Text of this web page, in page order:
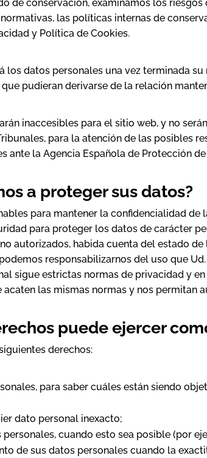
de conservación, examinamos los
las políticas internas de
y Política de Cookies.
los datos personales una vez terminada
pudieran derivarse de la relación
inaccesibles para el sitio web, y no
para la atención de las posibles
ante la Agencia Española de Protección de
a proteger sus datos?
para mantener la confidencialidad
para proteger los datos de carácter
autorizados, habida cuenta del estado
responsabilizarnos del uso que
sigue estrictas normas de privacidad y
las mismas normas y nos permitan
puede ejercer
derechos:
para saber cuáles están siendo
dato personal inexacto;
personales, cuando esto sea posible (por
de sus datos personales cuando la